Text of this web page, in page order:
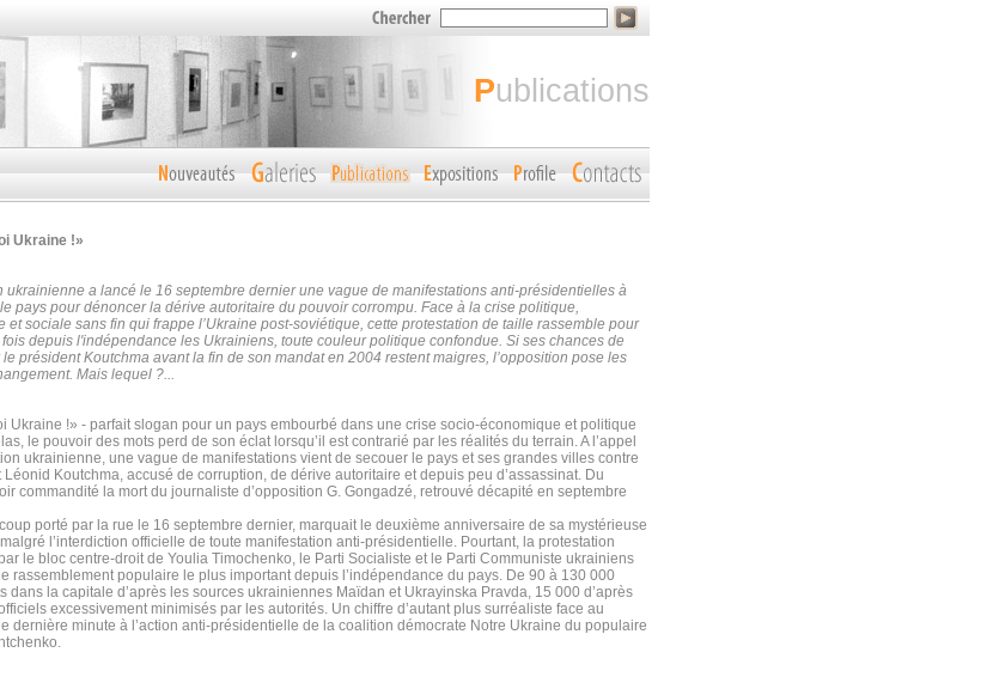
publications
Ukraine !»
ukrainienne a lancé le 16 septembre dernier une vague de manifestations anti-présidentielles à
pays pour dénoncer la dérive autoritaire du pouvoir corrompu. Face à la crise politique,
et sociale sans fin qui frappe l’Ukraine post-soviétique, cette protestation de taille rassemble pour
depuis l'indépendance les Ukrainiens, toute couleur politique confondue. Si ses chances de
président Koutchma avant la fin de son mandat en 2004 restent maigres, l’opposition pose les
Mais lequel ?...
Ukraine !» - parfait slogan pour un pays embourbé dans une crise socio-économique et politique
le pouvoir des mots perd de son éclat lorsqu’il est contrarié par les réalités du terrain. A l’appel
ukrainienne, une vague de manifestations vient de secouer le pays et ses grandes villes contre
Léonid Koutchma, accusé de corruption, de dérive autoritaire et depuis peu d’assassinat. Du
commandité la mort du journaliste d’opposition G. Gongadzé, retrouvé décapité en septembre
porté par la rue le 16 septembre dernier, marquait le deuxième anniversaire de sa mystérieuse
l’interdiction officielle de toute manifestation anti-présidentielle. Pourtant, la protestation
le bloc centre-droit de Youlia Timochenko, le Parti Socialiste et le Parti Communiste ukrainiens
rassemblement populaire le plus important depuis l’indépendance du pays. De 90 à 130 000
dans la capitale d’après les sources ukrainiennes Maïdan et Ukrayinska Pravda, 15 000 d’après
excessivement minimisés par les autorités. Un chiffre d’autant plus surréaliste face au
dernière minute à l’action anti-présidentielle de la coalition démocrate Notre Ukraine du populaire